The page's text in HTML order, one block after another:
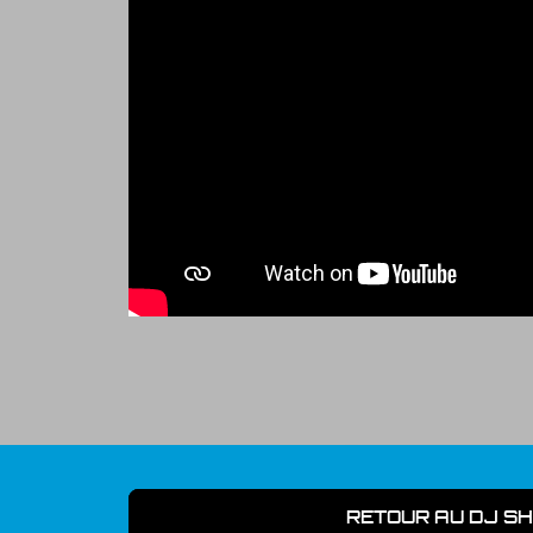
RETOUR AU DJ